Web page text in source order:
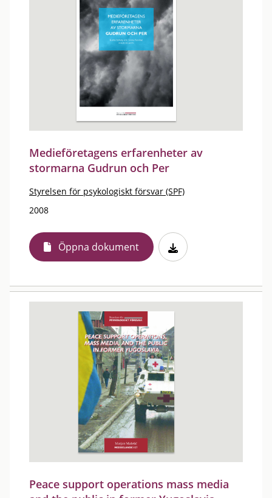
Medieföretagens erfarenheter av
stormarna Gudrun och Per
Styrelsen för psykologiskt försvar (SPF)
2008
Öppna dokument
Peace support operations mass media